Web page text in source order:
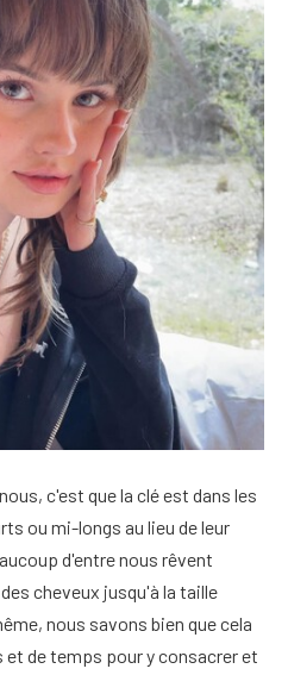
c'est que la clé est dans les
ou mi-longs au lieu de leur
d'entre nous rêvent
cheveux jusqu'à la taille
nous savons bien que cela
et de temps pour y consacrer et